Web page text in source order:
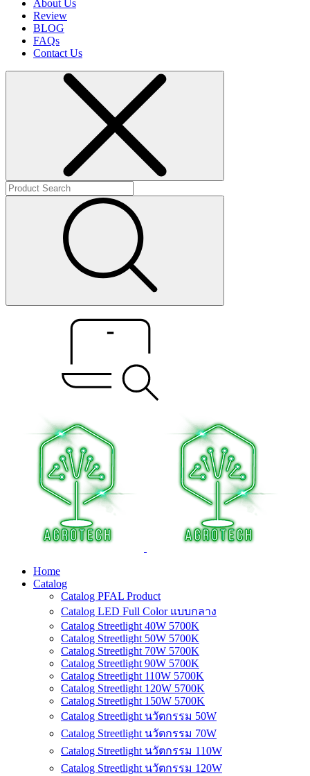
About Us
Review
BLOG
FAQs
Contact Us
Home
Catalog
Catalog PFAL Product
Catalog LED Full Color แบบกลาง
Catalog Streetlight 40W 5700K
Catalog Streetlight 50W 5700K
Catalog Streetlight 70W 5700K
Catalog Streetlight 90W 5700K
Catalog Streetlight 110W 5700K
Catalog Streetlight 120W 5700K
Catalog Streetlight 150W 5700K
Catalog Streetlight นวัตกรรม 50W
Catalog Streetlight นวัตกรรม 70W
Catalog Streetlight นวัตกรรม 110W
Catalog Streetlight นวัตกรรม 120W